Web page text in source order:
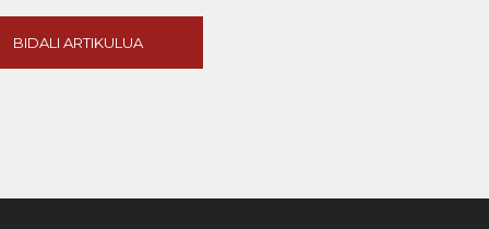
BIDALI ARTIKULUA